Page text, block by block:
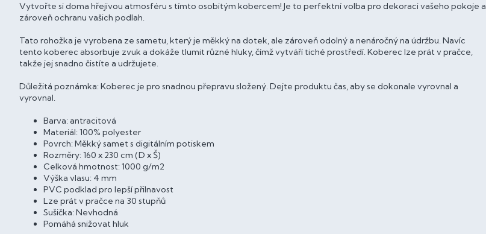
Vytvořte si doma hřejivou atmosféru s tímto osobitým kobercem! Je to perfektní volba pro dekoraci vašeho pokoje a
zároveň ochranu vašich podlah.
Tato rohožka je vyrobena ze sametu, který je měkký na dotek, ale zároveň odolný a nenáročný na údržbu. Navíc
tento koberec absorbuje zvuk a dokáže tlumit různé hluky, čímž vytváří tiché prostředí. Koberec lze prát v pračce,
takže jej snadno čistíte a udržujete.
Důležitá poznámka: Koberec je pro snadnou přepravu složený. Dejte produktu čas, aby se dokonale vyrovnal a
vyrovnal.
Barva: antracitová
Materiál: 100% polyester
Povrch: Měkký samet s digitálním potiskem
Rozměry: 160 x 230 cm (D x Š)
Celková hmotnost: 1000 g/m2
Výška vlasu: 4 mm
PVC podklad pro lepší přilnavost
Lze prát v pračce na 30 stupňů
Sušička: Nevhodná
Pomáhá snižovat hluk